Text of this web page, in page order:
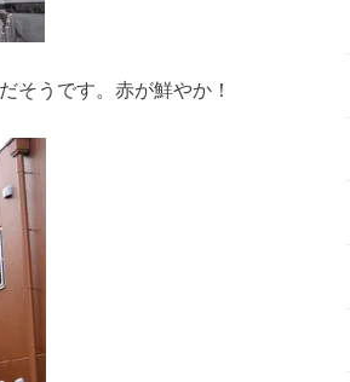
そうです。赤が鮮やか！